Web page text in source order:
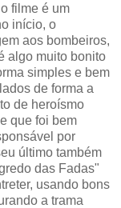
filme é um
início, o
aos bombeiros,
algo muito bonito
simples e bem
de forma a
de heroísmo
que foi bem
por
último também
das Fadas"
usando bons
a trama